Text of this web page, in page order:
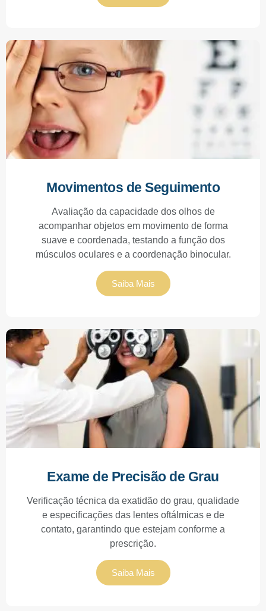
Movimentos de Seguimento
Avaliação da capacidade dos olhos de
acompanhar objetos em movimento de forma
suave e coordenada, testando a função dos
músculos oculares e a coordenação binocular.
Saiba Mais
Exame de Precisão de Grau
Verificação técnica da exatidão do grau, qualidade
e especificações das lentes oftálmicas e de
contato, garantindo que estejam conforme a
prescrição.
Saiba Mais